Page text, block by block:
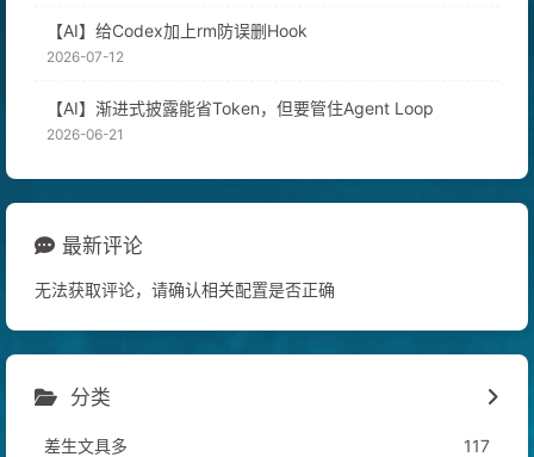
【AI】给Codex加上rm防误删Hook
2026-07-12
【AI】渐进式披露能省Token，但要管住Agent Loop
2026-06-21
最新评论
无法获取评论，请确认相关配置是否正确
分类
差生文具多
117